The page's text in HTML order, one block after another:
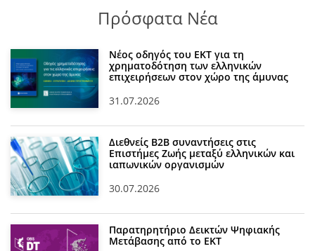
Πρόσφατα Νέα
Νέος οδηγός του ΕΚΤ για τη
χρηματοδότηση των ελληνικών
επιχειρήσεων στον χώρο της άμυνας
31.07.2026
Διεθνείς Β2Β συναντήσεις στις
Επιστήμες Ζωής μεταξύ ελληνικών και
ιαπωνικών οργανισμών
30.07.2026
Παρατηρητήριο Δεικτών Ψηφιακής
Μετάβασης από το ΕΚΤ